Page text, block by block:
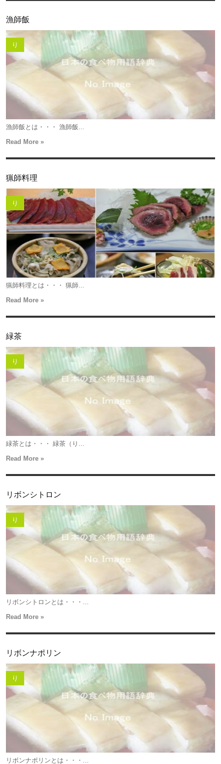
漁師飯
り
漁師飯とは・・・ 漁師飯...
Read More »
猟師料理
り
猟師料理とは・・・ 猟師...
Read More »
緑茶
り
緑茶とは・・・ 緑茶（り...
Read More »
リボンシトロン
り
リボンシトロンとは・・・...
Read More »
リボンナポリン
り
リボンナポリンとは・・・...